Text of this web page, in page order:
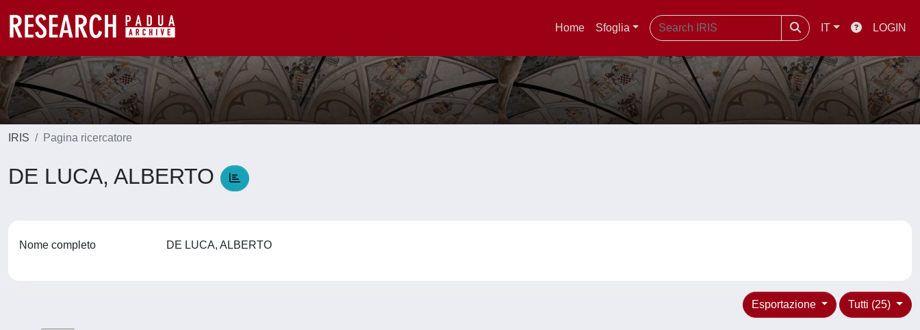
Home Sfoglia IT LOGIN
IRIS Pagina ricercatore
DE LUCA, ALBERTO
Nome completo DE LUCA, ALBERTO
Tutti (25)
Esportazione